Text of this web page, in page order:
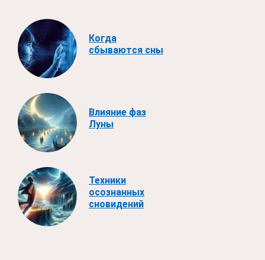
Когда
сбываются сны
Влияние фаз
Луны
Техники
осознанных
сновидений